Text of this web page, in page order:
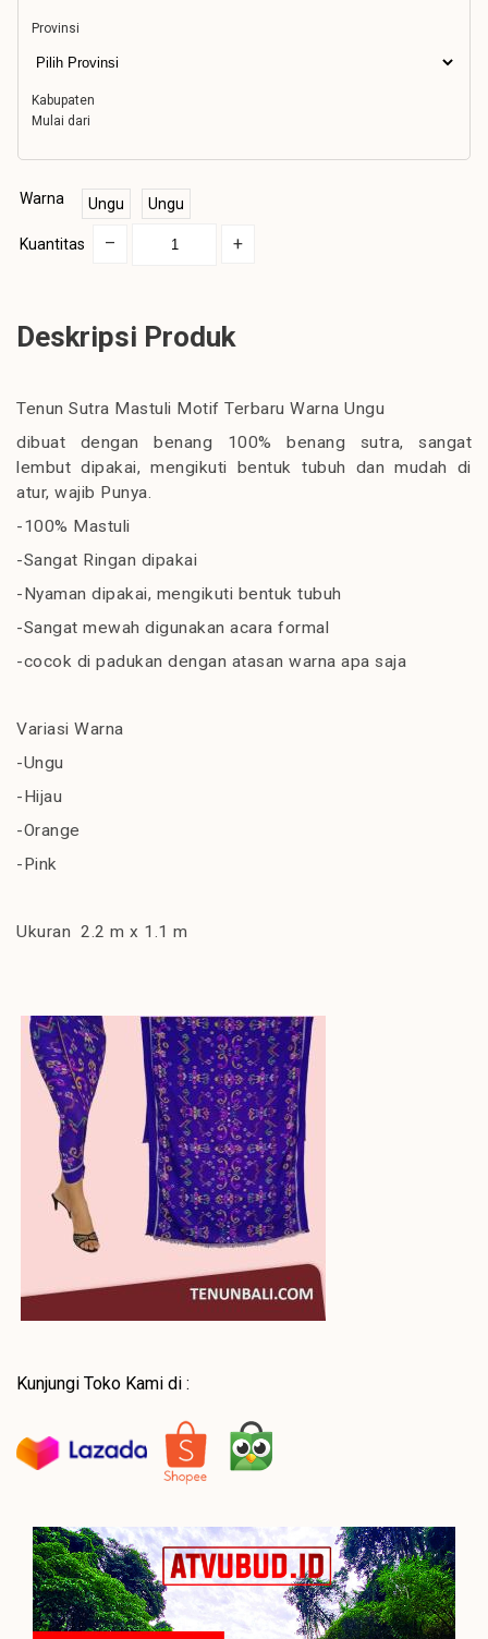
Provinsi
Kabupaten
Mulai dari
Warna Ungu Ungu
Kuantitas – +
Deskripsi Produk
Tenun Sutra Mastuli Motif Terbaru Warna Ungu
dibuat dengan benang 100% benang sutra, sangat
lembut dipakai, mengikuti bentuk tubuh dan mudah di
atur, wajib Punya.
-100% Mastuli
-Sangat Ringan dipakai
-Nyaman dipakai, mengikuti bentuk tubuh
-Sangat mewah digunakan acara formal
-cocok di padukan dengan atasan warna apa saja
Variasi Warna
-Ungu
-Hijau
-Orange
-Pink
Ukuran 2.2 m x 1.1 m
Kunjungi Toko Kami di :